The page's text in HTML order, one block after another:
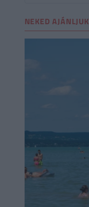
NEKED AJÁNLJUK